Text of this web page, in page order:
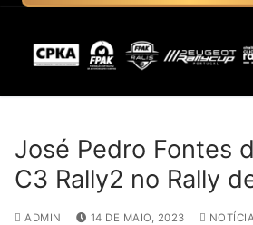
c
José Pedro Fontes
C3 Rally2 no Rally
ADMIN 14 DE MAIO, 2023